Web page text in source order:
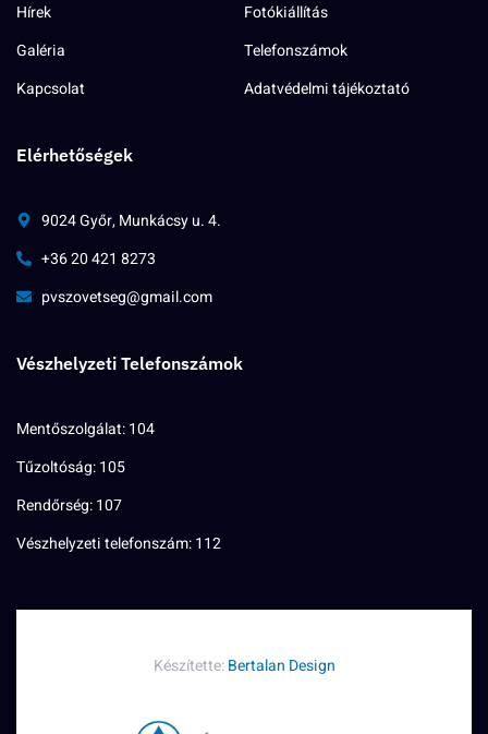
Hírek
Galéria
Kapcsolat
Fotókiállítás
Telefonszámok
Adatvédelmi tájékoztató
Elérhetőségek
9024 Győr, Munkácsy u. 4.
+36 20 421 8273
pvszovetseg@gmail.com
Vészhelyzeti Telefonszámok
Mentőszolgálat: 104
Tűzoltóság: 105
Rendőrség: 107
Vészhelyzeti telefonszám: 112
Készítette:Bertalan Design